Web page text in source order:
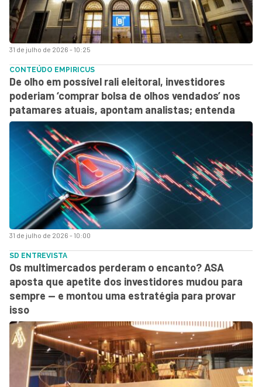
31 de julho de 2026 - 10:25
31 de julho de 2026 - 10:00
CONTEÚDO EMPIRICUS
De olho em possível rali eleitoral, investidores
poderiam ‘comprar bolsa de olhos vendados’ nos
patamares atuais, apontam analistas; entenda
SD ENTREVISTA
Os multimercados perderam o encanto? ASA
aposta que apetite dos investidores mudou para
sempre — e montou uma estratégia para provar
isso